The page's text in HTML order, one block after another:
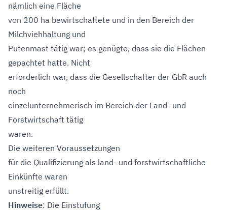
nämlich eine Fläche
von 200 ha bewirtschaftete und in den Bereich der
Milchviehhaltung und
Putenmast tätig war; es genügte, dass sie die Flächen
gepachtet hatte. Nicht
erforderlich war, dass die Gesellschafter der GbR auch
noch
einzelunternehmerisch im Bereich der Land- und
Forstwirtschaft tätig
waren.
Die weiteren Voraussetzungen
für die Qualifizierung als land- und forstwirtschaftliche
Einkünfte waren
unstreitig erfüllt.
Hinweise: Die Einstufung